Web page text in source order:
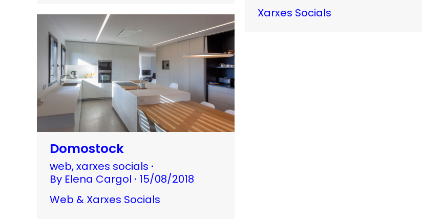
Xarxes Socials
Domostock
web,xarxes socials
By Elena Cargol
15/08/2018
Web & Xarxes Socials